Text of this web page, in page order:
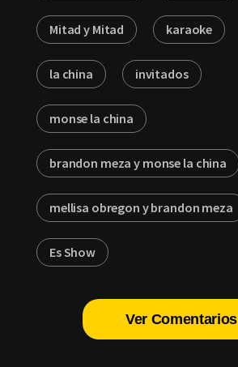
Mitad y Mitad karaoke
la china invitados
monse la china
brandon meza y monse la china
mellisa obregon y brandon meza
Es Show
Ver Comentarios